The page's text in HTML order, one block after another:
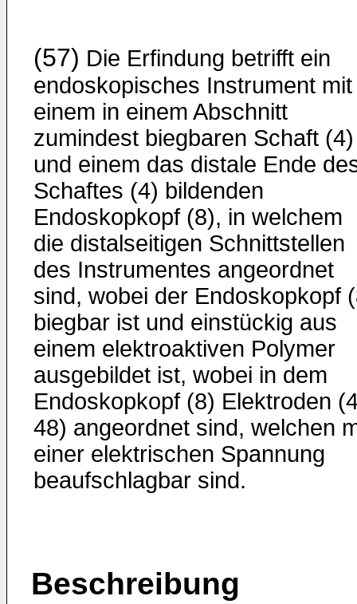
(57) Die Erfindung betrifft ein
endoskopisches Instrument mit
einem in einem Abschnitt
zumindest biegbaren Schaft (4)
und einem das distale Ende
Schaftes (4) bildenden
Endoskopkopf (8), in welchem
die distalseitigen Schnittstellen
des Instrumentes angeordnet
sind, wobei der Endoskopkopf
biegbar ist und einstückig aus
einem elektroaktiven Polymer
ausgebildet ist, wobei in dem
Endoskopkopf (8) Elektroden
48) angeordnet sind, welchen
einer elektrischen Spannung
beaufschlagbar sind.
Beschreibung